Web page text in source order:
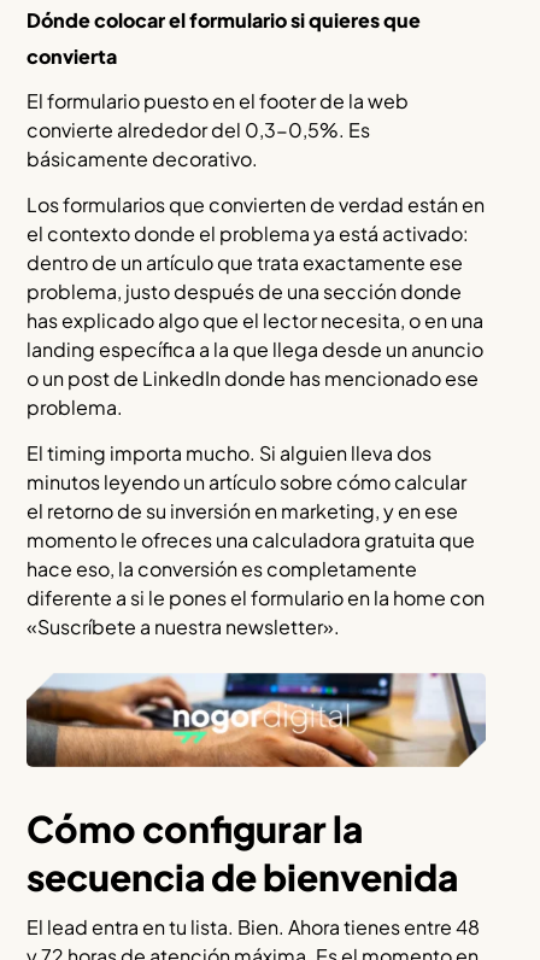
Dónde colocar el formulario si quieres que
convierta
El formulario puesto en el footer de la web
convierte alrededor del 0,3-0,5%. Es
básicamente decorativo.
Los formularios que convierten de verdad están en
el contexto donde el problema ya está activado:
dentro de un artículo que trata exactamente ese
problema, justo después de una sección donde
has explicado algo que el lector necesita, o en una
landing específica a la que llega desde un anuncio
o un post de LinkedIn donde has mencionado ese
problema.
El timing importa mucho. Si alguien lleva dos
minutos leyendo un artículo sobre cómo calcular
el retorno de su inversión en marketing, y en ese
momento le ofreces una calculadora gratuita que
hace eso, la conversión es completamente
diferente a si le pones el formulario en la home con
«Suscríbete a nuestra newsletter».
Cómo configurar la
secuencia de bienvenida
El lead entra en tu lista. Bien. Ahora tienes entre 48